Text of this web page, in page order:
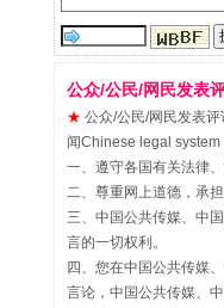
站台名
公众/公民/网民发表
★ 公众/公民/网民发表
闻Chinese legal system
一、遵守各国有关法律
二、尊重网上道德，承
三、中国公共传媒、中
言的一切权利。
四、您在中国公共传媒
言论，中国公共传媒、